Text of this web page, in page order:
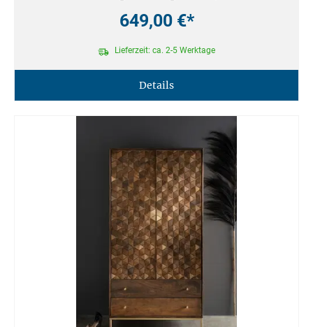
649,00 €*
Lieferzeit: ca. 2-5 Werktage
Details